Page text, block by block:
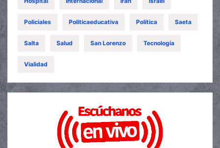
Policiales Politicaeducativa Política Saeta
Salta Salud San Lorenzo Tecnología
Vialidad